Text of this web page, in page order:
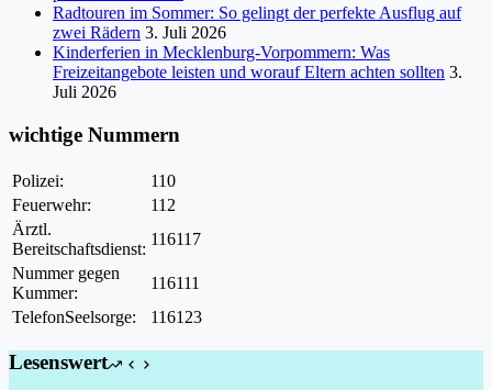
Radtouren im Sommer: So gelingt der perfekte Ausflug auf
zwei Rädern 3. Juli 2026
Kinderferien in Mecklenburg-Vorpommern: Was
Freizeitangebote leisten und worauf Eltern achten sollten 3.
Juli 2026
wichtige Nummern
Polizei:
110
Feuerwehr:
112
Ärztl.
Bereitschaftsdienst:
116117
Nummer gegen
Kummer:
116111
TelefonSeelsorge:
116123
Lesenswert